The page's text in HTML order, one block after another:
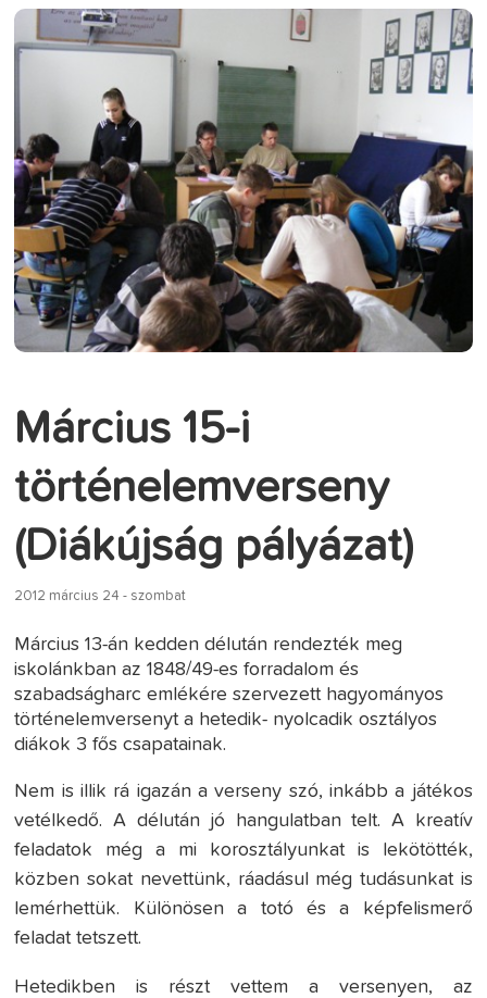
Március 15-i
történelemverseny
(Diákújság pályázat)
2012 március 24 - szombat
Március 13-án kedden délután rendezték meg
iskolánkban az 1848/49-es forradalom és
szabadságharc emlékére szervezett hagyományos
történelemversenyt a hetedik- nyolcadik osztályos
diákok 3 fős csapatainak.
Nem is illik rá igazán a verseny szó, inkább a játékos
vetélkedő. A délután jó hangulatban telt. A kreatív
feladatok még a mi korosztályunkat is lekötötték,
közben sokat nevettünk, ráadásul még tudásunkat is
lemérhettük. Különösen a totó és a képfelismerő
feladat tetszett.
Hetedikben is részt vettem a versenyen, az